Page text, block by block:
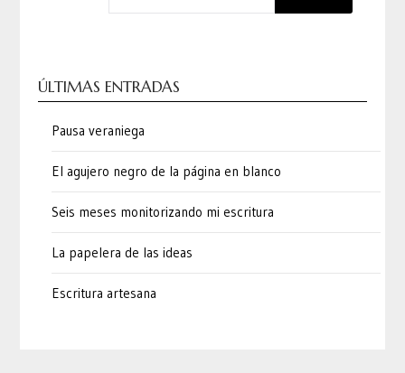
ÚLTIMAS ENTRADAS
Pausa veraniega
El agujero negro de la página en blanco
Seis meses monitorizando mi escritura
La papelera de las ideas
Escritura artesana